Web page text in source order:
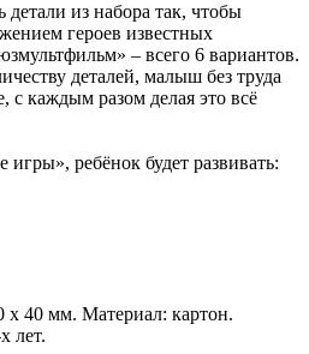
детали из набора так, чтобы
героев известных
– всего 6 вариантов.
деталей, малыш без труда
с каждым разом делая это всё
ребёнок будет развивать:
x 40 мм. Материал: картон.
лет.